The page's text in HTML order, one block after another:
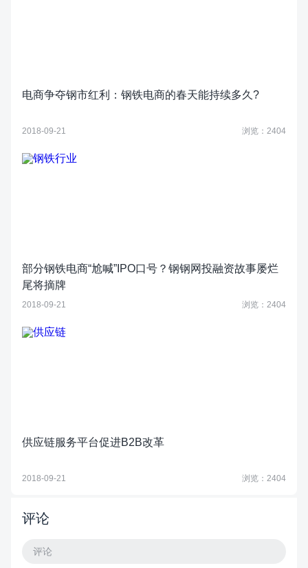
电商争夺钢市红利：钢铁电商的春天能持续多久?
2018-09-21 浏览：2404
部分钢铁电商“尬喊”IPO口号？钢钢网投融资故事屡烂
尾将摘牌
2018-09-21 浏览：2404
供应链服务平台促进B2B改革
2018-09-21 浏览：2404
评论
评论